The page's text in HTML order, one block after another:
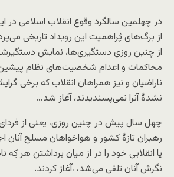
در چهلمین سالگرد وقوع انقلاب اسلامی در
از برگ‌های پُراهمیت این رویداد تاریخی
از چنین روزی دستگیری‌ها، نمایش‌
محاکمات و اعدام شخصیت‌های نظام
ناراضیان و نیز همراهان انقلاب که برخی
نشدۀ آنرا نمی‌پسندیدند، آغاز شد…
چهل سال پیش در چنین روزی، یعنی از فردای
رهبران تازۀ کشور و هواخواهان مسلح آنان
یا انقلابی خود را در از میان برداشتن هر کِه
نگرش آنان تلقی می‌شد، ،آغاز کردند.